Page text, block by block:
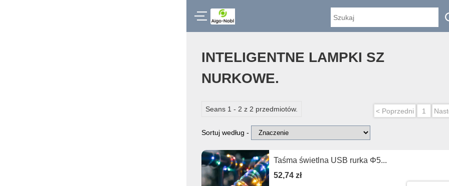
INTELIGENTNE LAMPKI SZ
NURKOWE.
Seans 1 - 2 z 2 przedmiotów. < Poprzedni 1
Sortuj według -
Taśma świetlna USB rurka Φ5...
52,74 zł